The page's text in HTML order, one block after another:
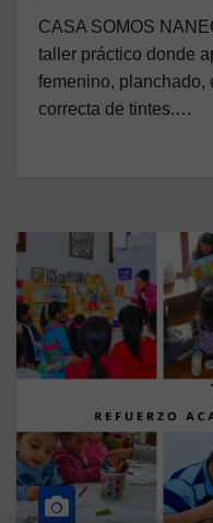
CASA SOMOS
taller práctico donde
femenino, planchado,
correcta de tintes.…